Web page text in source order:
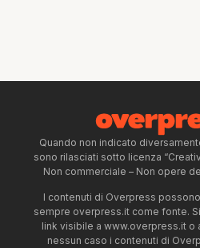
Quando non indicato
sono rilasciati sotto licenza
Non commerciale – Non opere
I contenuti di Overpress
sempre overpress.it come fonte.
link visibile a www.overpress.it o
nessun caso i contenuti di